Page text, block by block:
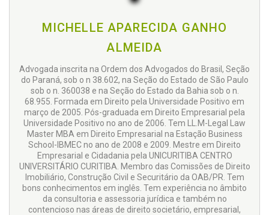
MICHELLE APARECIDA GANHO
ALMEIDA
Advogada inscrita na Ordem dos Advogados do Brasil, Seção
do Paraná, sob o n 38.602, na Seção do Estado de São Paulo
sob o n. 360038 e na Seção do Estado da Bahia sob o n.
68.955. Formada em Direito pela Universidade Positivo em
março de 2005. Pós-graduada em Direito Empresarial pela
Universidade Positivo no ano de 2006. Tem LL.M-Legal Law
Master MBA em Direito Empresarial na Estação Business
School-IBMEC no ano de 2008 e 2009. Mestre em Direito
Empresarial e Cidadania pela UNICURITIBA CENTRO
UNIVERSITÁRIO CURITIBA. Membro das Comissões de Direito
Imobiliário, Construção Civil e Securitário da OAB/PR. Tem
bons conhecimentos em inglês. Tem experiência no âmbito
da consultoria e assessoria jurídica e também no
contencioso nas áreas de direito societário, empresarial,